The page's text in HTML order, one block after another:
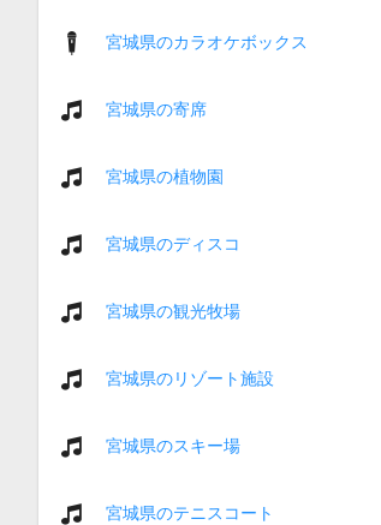
宮城県のカラオケボックス
宮城県の寄席
宮城県の植物園
宮城県のディスコ
宮城県の観光牧場
宮城県のリゾート施設
宮城県のスキー場
宮城県のテニスコート